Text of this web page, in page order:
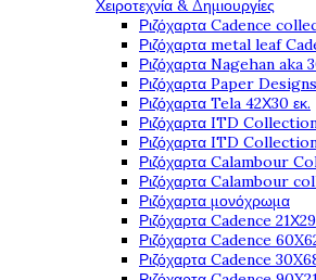
Χειροτεχνία & Δημιουργίες
Ριζόχαρτα Cadence
Ριζόχαρτα metal leaf
Ριζόχαρτα Nagehan aka
Ριζόχαρτα Paper
Ριζόχαρτα Tela 42Χ30 εκ.
Ριζόχαρτα ITD
Ριζόχαρτα ITD
Ριζόχαρτα Calambour
Ριζόχαρτα Calambour
Ριζόχαρτα μονόχρωμα
Ριζόχαρτα Cadence
Ριζόχαρτα Cadence
Ριζόχαρτα Cadence